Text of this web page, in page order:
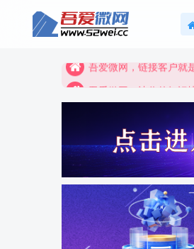
吾爱微网，让你的知识
吾爱微网，让你的知识